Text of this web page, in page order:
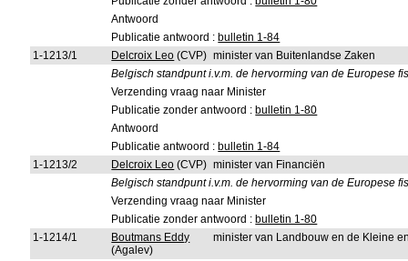
Antwoord
Publicatie antwoord : bulletin 1-84
1-1213/1
Delcroix Leo (CVP) minister van Buitenlandse Zaken
Belgisch standpunt i.v.m. de hervorming van de Europese
Verzending vraag naar Minister
Publicatie zonder antwoord : bulletin 1-80
Antwoord
Publicatie antwoord : bulletin 1-84
1-1213/2
Delcroix Leo (CVP) minister van Financiën
Belgisch standpunt i.v.m. de hervorming van de Europese
Verzending vraag naar Minister
Publicatie zonder antwoord : bulletin 1-80
1-1214/1
Boutmans Eddy
(Agalev)
minister van Landbouw en de Kleine